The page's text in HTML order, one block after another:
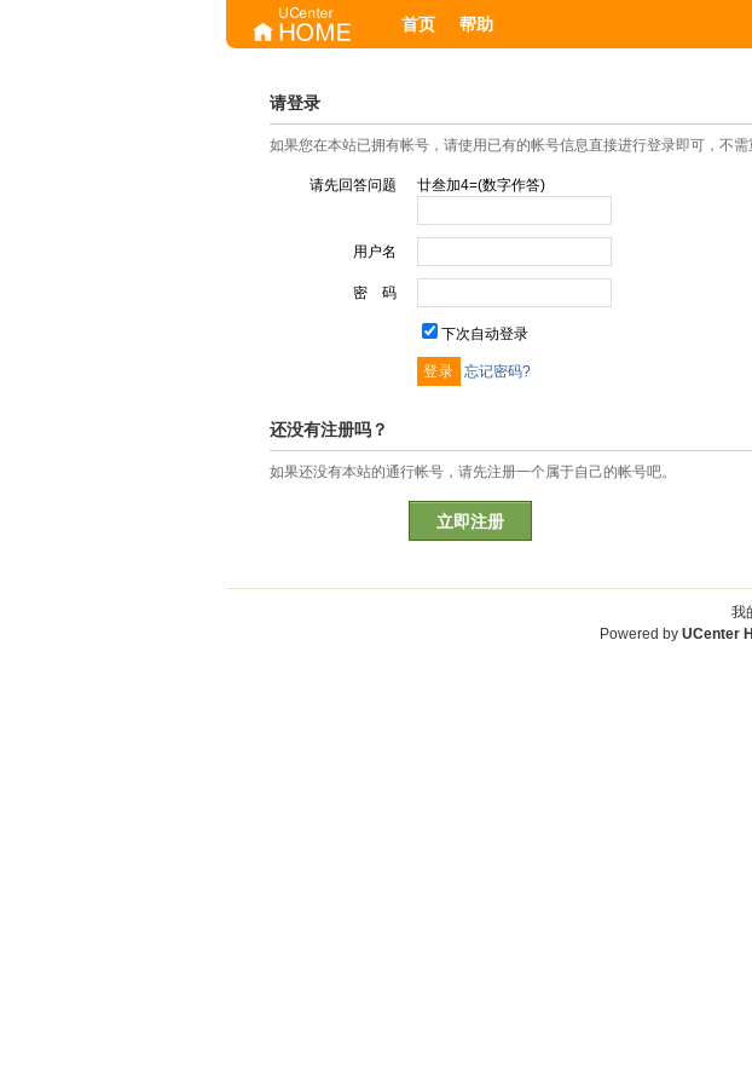
首页 帮助
请登录
如果您在本站已拥有帐号，请使用已有的帐号信息直接进行登录即可，不需
请先回答问题 廿叁加4=(数字作答)
用户名
密 码
下次自动登录
忘记密码?
还没有注册吗？
如果还没有本站的通行帐号，请先注册一个属于自己的帐号吧。
立即注册
我
Powered by UCenter